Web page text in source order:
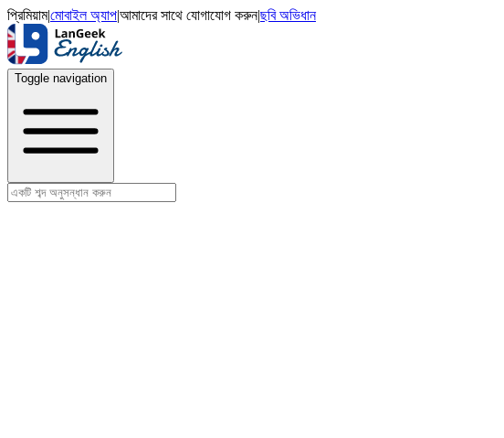
প্রিমিয়াম|মোবাইল অ্যাপ|আমাদের সাথে যোগাযোগ করুন|ছবি অভিধান
Toggle navigation